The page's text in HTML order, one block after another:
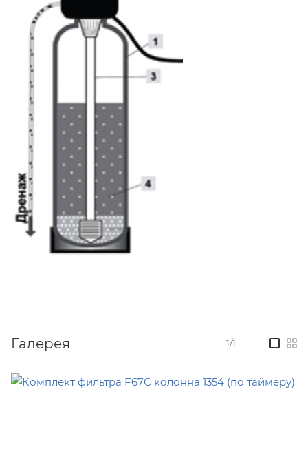
Галерея 1/1